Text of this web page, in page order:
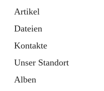
Artikel
Dateien
Kontakte
Unser Standort
Alben